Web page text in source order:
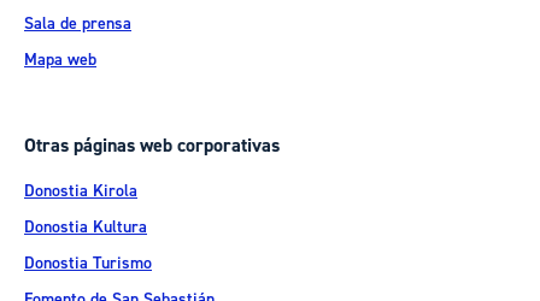
Sala de prensa
Mapa web
Otras páginas web corporativas
Donostia Kirola
Donostia Kultura
Donostia Turismo